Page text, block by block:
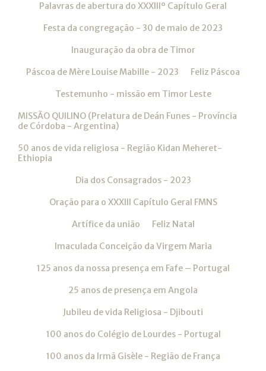
Palavras de abertura do XXXIIIº Capítulo Geral
Festa da congregação - 30 de maio de 2023
Inauguração da obra de Timor
Páscoa de Mère Louise Mabille - 2023 Feliz Páscoa
Testemunho - missão em Timor Leste
MISSÃO QUILINO (Prelatura de Deán Funes - Província
de Córdoba - Argentina)
50 anos de vida religiosa - Região Kidan Meheret-
Ethiopia
Dia dos Consagrados - 2023
Oração para o XXXIII Capítulo Geral FMNS
Artífice da união Feliz Natal
Imaculada Conceição da Virgem Maria
125 anos da nossa presença em Fafe – Portugal
25 anos de presença em Angola
Jubileu de vida Religiosa - Djibouti
100 anos do Colégio de Lourdes - Portugal
100 anos da Irmã Gisèle - Região de França